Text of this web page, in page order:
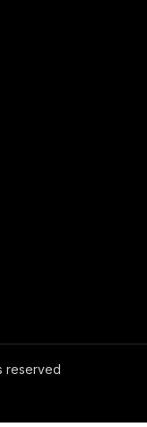
reserved